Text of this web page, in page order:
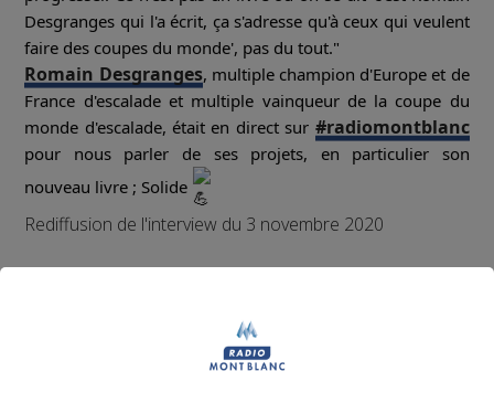
Desgranges qui l'a écrit, ça s'adresse qu'à ceux qui veulent
faire des coupes du monde', pas du tout."
Romain Desgranges, multiple champion d'Europe et de
France d'escalade et multiple vainqueur de la coupe du
monde d'escalade, était en direct sur #radiomontblanc
pour nous parler de ses projets, en particulier son
nouveau livre ; Solide
Rediffusion de l'interview du 3 novembre 2020